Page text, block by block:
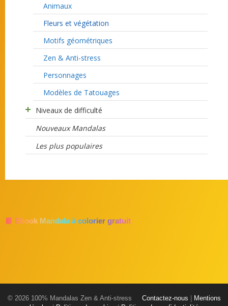
Animaux
Fleurs et végétation
Motifs géométriques
Zen & Anti-stress
Personnages
Modèles de Tatouages
Niveaux de difficulté
Nouveaux Mandalas
Les plus populaires
📘 Ebook Mandala à colorier gratuit
© 2026 100% Mandalas Zen & Anti-stress Contactez-nous
Mentions